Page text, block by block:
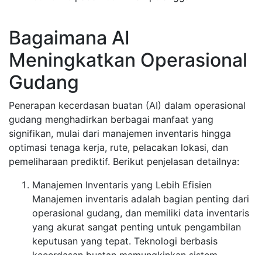
Bagaimana AI
Meningkatkan Operasional
Gudang
Penerapan kecerdasan buatan (AI) dalam operasional
gudang menghadirkan berbagai manfaat yang
signifikan, mulai dari manajemen inventaris hingga
optimasi tenaga kerja, rute, pelacakan lokasi, dan
pemeliharaan prediktif. Berikut penjelasan detailnya:
Manajemen Inventaris yang Lebih Efisien
Manajemen inventaris adalah bagian penting dari
operasional gudang, dan memiliki data inventaris
yang akurat sangat penting untuk pengambilan
keputusan yang tepat. Teknologi berbasis